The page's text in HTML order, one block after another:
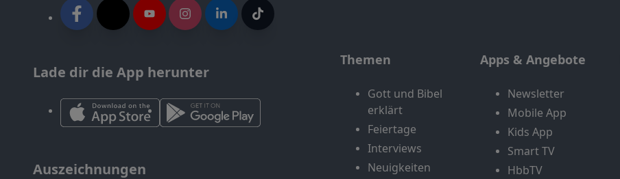
Lade dir die App herunter
Auszeichnungen
Themen
Gott und Bibel
erklärt
Feiertage
Interviews
Neuigkeiten
Apps & Angebote
Newsletter
Mobile App
Kids App
Smart TV
HbbTV